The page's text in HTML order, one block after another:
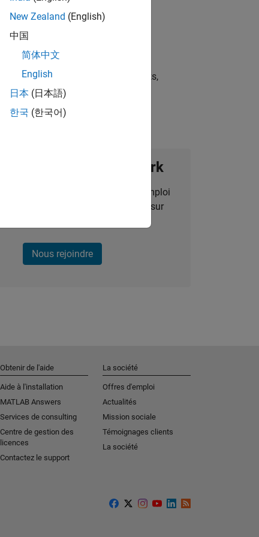
scalable test frameworks,
notre Talent Network
alertes pour des opportunités d'emploi
des articles et des actualités sur
Nous rejoindre
New Zealand (English)
中国
简体中文
English
日本 (日本語)
한국 (한국어)
Obtenir de l'aide
Aide à l'installation
MATLAB Answers
Services de consulting
Centre de gestion des
licences
Contactez le support
La société
Offres d'emploi
Actualités
Mission sociale
Témoignages clients
La société